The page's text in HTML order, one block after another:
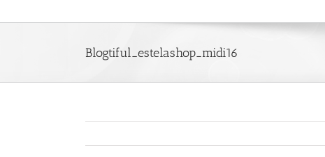
Blogtiful_estelashop_midi16